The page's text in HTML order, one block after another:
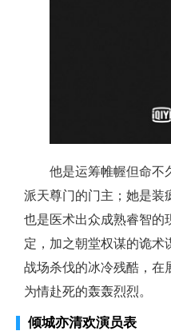
他是运筹帷幄但命不
派天尊门的门主；她是装
也是医术出众成熟睿智的
定，加之朝堂权谋的诡术
战场杀伐的冰冷残酷，在
为情赴死的轰轰烈烈。
倾城亦清欢演员表